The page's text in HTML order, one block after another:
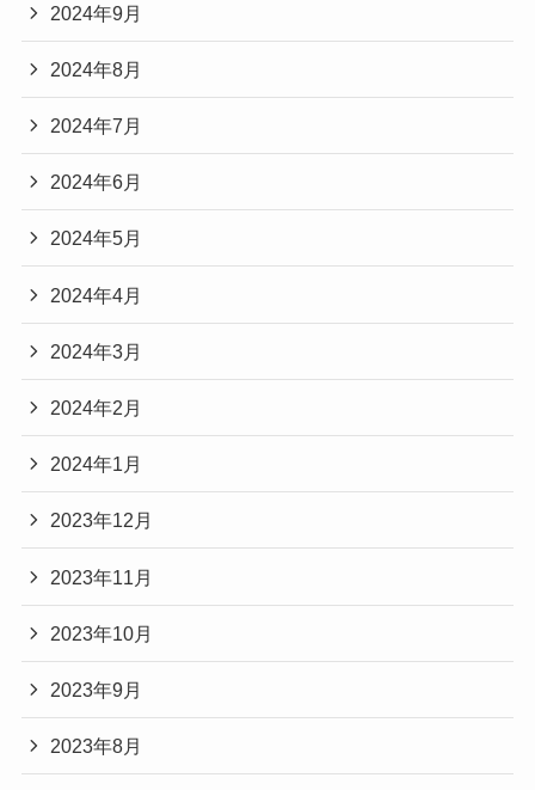
2024年9月
2024年8月
2024年7月
2024年6月
2024年5月
2024年4月
2024年3月
2024年2月
2024年1月
2023年12月
2023年11月
2023年10月
2023年9月
2023年8月